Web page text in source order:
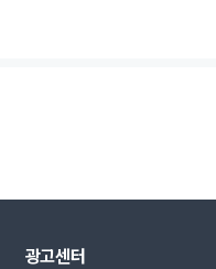
광고센터